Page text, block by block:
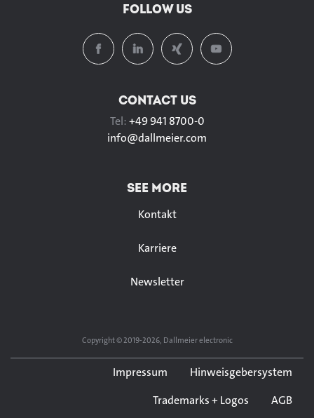
FOLLOW US
CONTACT US
Tel:+49 941 8700-0
info@dallmeier.com
SEE MORE
Kontakt
Karriere
Newsletter
Copyright © 2019-2026, Dallmeier electronic
Impressum
Hinweisgebersystem
Trademarks + Logos
AGB